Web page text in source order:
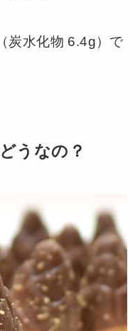
炭水化物 6.4g）で
うなの？